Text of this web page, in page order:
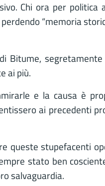
Chi ora per politica
“memoria
Bitume,
ai più.
e la causa è
ai precedenti
queste stupefacenti
stato ben
salvaguardia.